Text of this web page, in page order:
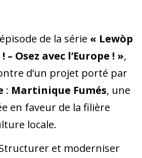
de la série « Lewòp
– Osez avec l’Europe ! »,
d’un projet porté par
: Martinique Fumés, une
en faveur de la filière
locale.
et moderniser